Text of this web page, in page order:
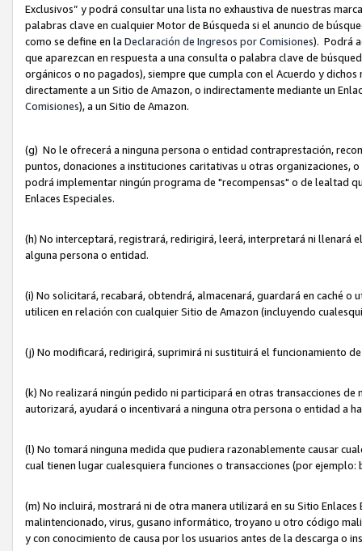
Exclusivos” y podrá consultar una lista no exhaustiva de nuestras
palabras clave en cualquier Motor de Búsqueda si el anuncio de
como se define en la Declaración de Ingresos por Comisiones). Podrá
que aparezcan en respuesta a una consulta o palabra clave de
orgánicos o no pagados), siempre que cumpla con el Acuerdo y
directamente a un Sitio de Amazon, o indirectamente mediante un
Comisiones), a un Sitio de Amazon.
(g) No le ofrecerá a ninguna persona o entidad contraprestación,
puntos, donaciones a instituciones caritativas u otras organizaciones,
podrá implementar ningún programa de "recompensas" o de lealtad
Enlaces Especiales.
(h) No interceptará, registrará, redirigirá, leerá, interpretará ni
alguna persona o entidad.
(i) No solicitará, recabará, obtendrá, almacenará, guardará en caché
utilicen en relación con cualquier Sitio de Amazon (incluyendo
(j) No modificará, redirigirá, suprimirá ni sustituirá el funcionamiento
(k) No realizará ningún pedido ni participará en otras transacciones
autorizará, ayudará o incentivará a ninguna otra persona o entidad a
(l) No tomará ninguna medida que pudiera razonablemente causar
cual tienen lugar cualesquiera funciones o transacciones (por
(m) No incluirá, mostrará ni de otra manera utilizará en su Sitio
malintencionado, virus, gusano informático, troyano u otro código
y con conocimiento de causa por los usuarios antes de la descarga